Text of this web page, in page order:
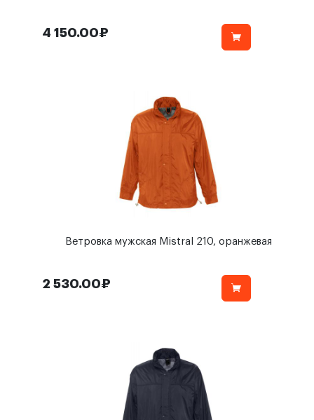
4 150.00₽
Ветровка мужская Mistral 210, оранжевая
2 530.00₽